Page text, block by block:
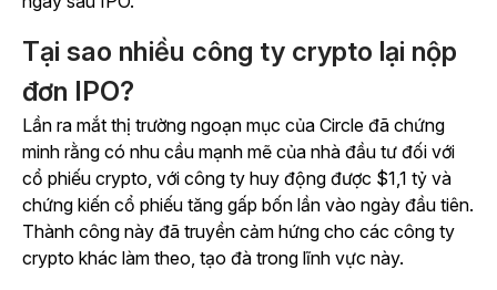
Tại sao nhiều công ty crypto lại nộp
đơn IPO?
Lần ra mắt thị trường ngoạn mục của Circle đã chứng
minh rằng có nhu cầu mạnh mẽ của nhà đầu tư đối với
cổ phiếu crypto, với công ty huy động được $1,1 tỷ và
chứng kiến cổ phiếu tăng gấp bốn lần vào ngày đầu tiên.
Thành công này đã truyền cảm hứng cho các công ty
crypto khác làm theo, tạo đà trong lĩnh vực này.